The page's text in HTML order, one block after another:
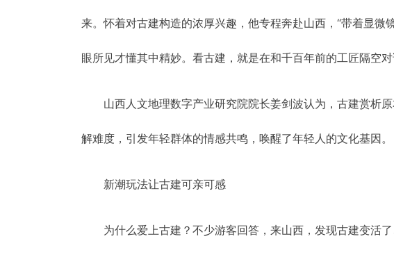
来。怀着对古建构造的浓厚兴趣，他专程奔赴山西，“带着显微
眼所见才懂其中精妙。看古建，就是在和千百年前的工匠隔空对
山西人文地理数字产业研究院院长姜剑波认为，古建赏析
解难度，引发年轻群体的情感共鸣，唤醒了年轻人的文化基因。
新潮玩法让古建可亲可感
为什么爱上古建？不少游客回答，来山西，发现古建变活了